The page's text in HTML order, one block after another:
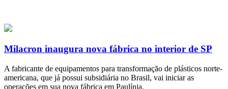
Milacron inaugura nova fábrica no interior de SP
A fabricante de equipamentos para transformação de plásticos norte-
americana, que já possui subsidiária no Brasil, vai iniciar as
operações em sua nova fábrica em Paulínia.